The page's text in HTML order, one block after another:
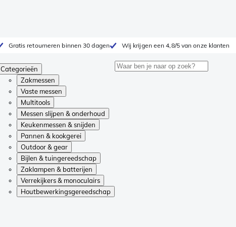
Gratis retourneren binnen 30 dagen Wij krijgen een 4,8/5 van onze klanten
Categorieën
Zakmessen
Vaste messen
Multitools
Messen slijpen & onderhoud
Keukenmessen & snijden
Pannen & kookgerei
Outdoor & gear
Bijlen & tuingereedschap
Zaklampen & batterijen
Verrekijkers & monoculairs
Houtbewerkingsgereedschap